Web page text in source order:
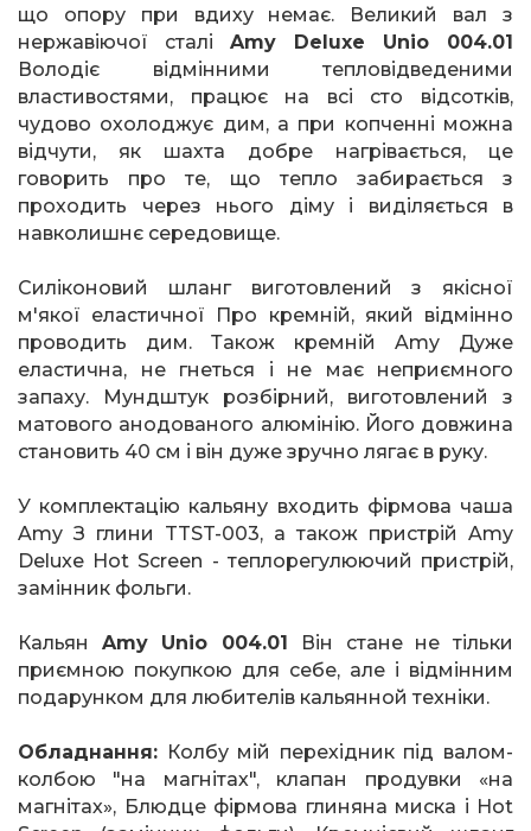
що опору при вдиху немає. Великий вал з
нержавіючої сталі Amy Deluxe Unio 004.01
Володіє відмінними тепловідведеними
властивостями, працює на всі сто відсотків,
чудово охолоджує дим, а при копченні можна
відчути, як шахта добре нагрівається, це
говорить про те, що тепло забирається з
проходить через нього діму і виділяється в
навколишнє середовище.
Силіконовий шланг виготовлений з якісної
м'якої еластичної Про кремній, який відмінно
проводить дим. Також кремній Amy Дуже
еластична, не гнеться і не має неприємного
запаху. Мундштук розбірний, виготовлений з
матового анодованого алюмінію. Його довжина
становить 40 см і він дуже зручно лягає в руку.
У комплектацію кальяну входить фірмова чаша
Amy З глини TTST-003, а також пристрій Amy
Deluxe Hot Screen - теплорегулюючий пристрій,
замінник фольги.
Кальян Amy Unio 004.01 Він стане не тільки
приємною покупкою для себе, але і відмінним
подарунком для любителів кальянной техніки.
Обладнання: Колбу мій перехідник під валом-
колбою "на магнітах", клапан продувки «на
магнітах», Блюдце фірмова глиняна миска і Hot